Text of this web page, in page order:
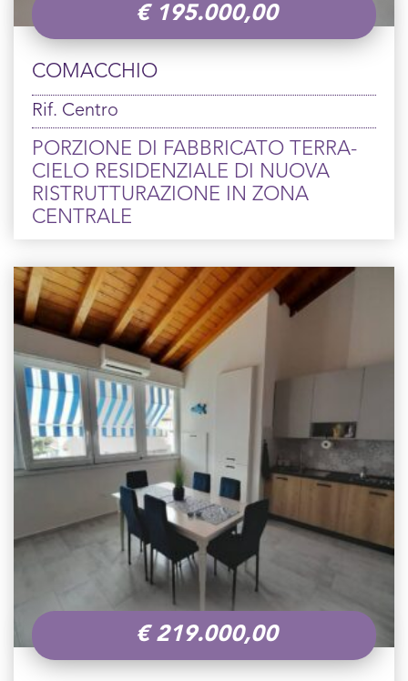
€195.000,00
COMACCHIO
Rif. Centro
PORZIONE DI FABBRICATO TERRA-
CIELO RESIDENZIALE DI NUOVA
RISTRUTTURAZIONE IN ZONA
CENTRALE
€219.000,00